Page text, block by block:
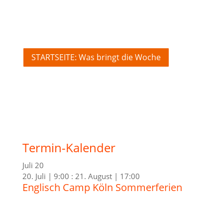
STARTSEITE: Was bringt die Woche
Termin-Kalender
Juli 20
20. Juli | 9:00 : 21. August | 17:00
Englisch Camp Köln Sommerferien